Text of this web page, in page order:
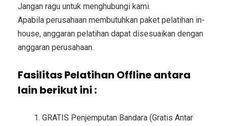
Jangan ragu untuk menghubungi kami.
Apabila perusahaan membutuhkan paket pelatihan in-
house, anggaran pelatihan dapat disesuaikan dengan
anggaran perusahaan.
Fasilitas Pelatihan Offline antara
lain berikut ini :
GRATIS Penjemputan Bandara (Gratis Antar